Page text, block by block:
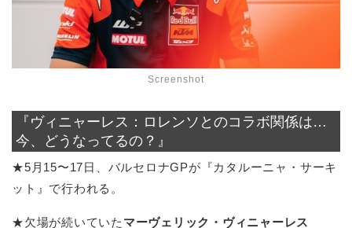
Screenshot
『ヴィニャーレス：ロレンソとのコラボ関係は…
今、どうなってるの？』
★5月15〜17日、バルセロナGPが『カタルーニャ・サーキ
ット』で行われる。
★欠場が続いていた マーヴェリック・ヴィニャーレス